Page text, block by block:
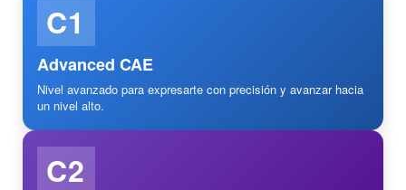
C1
Advanced CAE
Nivel avanzado para expresarte con precisión y avanzar hacia
un nivel alto.
C2